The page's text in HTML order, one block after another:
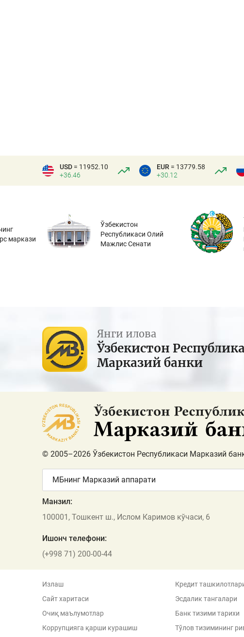
USD = 11952.10
+36.46
EUR = 13779.58
+30.12
маркази
Ўзбекистон
Республикаси Олий
Мажлис Сенати
Янги илова
Ўзбекистон
Марказий банки
© 2005–2026 Ўзбекистон Республикаси Марказий
МБнинг Марказий аппарати
Манзил:
100001, Тошкент ш., Ислом Каримов кўчаси, 6
Ишонч телефони:
(+998 71) 200-00-44
Излаш
Сайт харитаси
Очиқ маълумотлар
Коррупцияга қарши курашиш
Кредит
Эсдалик тангалари
Банк тизими тарихи
Тўлов тизимининг